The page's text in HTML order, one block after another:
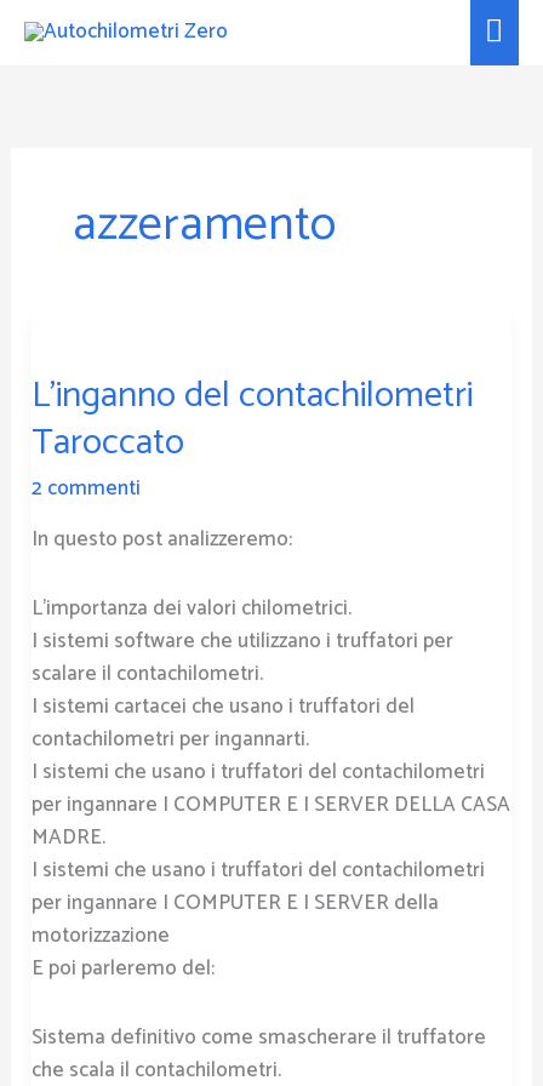
Vai
azzeramento
L’inganno del contachilometri
Taroccato
2 commenti
In questo post analizzeremo:
L’importanza dei valori chilometrici.
I sistemi software che utilizzano i truffatori per
scalare il contachilometri.
I sistemi cartacei che usano i truffatori del
contachilometri per ingannarti.
I sistemi che usano i truffatori del contachilometri
per ingannare I COMPUTER E I SERVER DELLA CASA
MADRE.
I sistemi che usano i truffatori del contachilometri
per ingannare I COMPUTER E I SERVER della
motorizzazione
E poi parleremo del:
Sistema definitivo come smascherare il truffatore
che scala il contachilometri.
contachilometri
Taroccato